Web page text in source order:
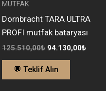
MUTFAK
Dornbracht TARA ULTRA
PROFI mutfak bataryası
125.510,00₺ 94.130,00₺
💬 Teklif Alın